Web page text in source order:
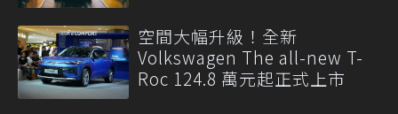
空間大幅升級！全新
Volkswagen The all-new T-
Roc 124.8 萬元起正式上市